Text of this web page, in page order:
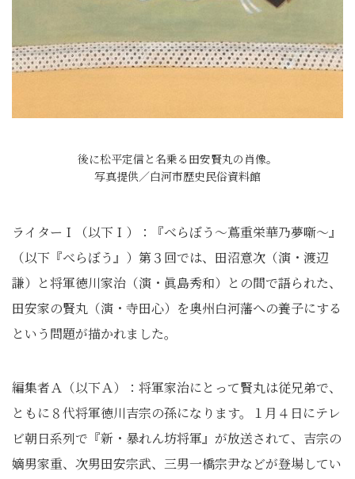
後に松平定信と名乗る田安賢丸の肖像。
写真提供／白河市歴史民俗資料館
ライターＩ（以下Ｉ）：『べらぼう～蔦重栄華乃夢噺～』
（以下『べらぼう』）第３回では、田沼意次（演・渡辺
謙）と将軍徳川家治（演・眞島秀和）との間で語られた、
田安家の賢丸（演・寺田心）を奥州白河藩への養子にする
という問題が描かれました。
編集者Ａ（以下Ａ）：将軍家治にとって賢丸は従兄弟で、
ともに８代将軍徳川吉宗の孫になります。１月４日にテレ
ビ朝日系列で『新・暴れん坊将軍』が放送されて、吉宗の
嫡男家重、次男田安宗武、三男一橋宗尹などが登場してい